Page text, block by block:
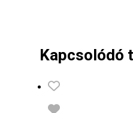
Kapcsolódó